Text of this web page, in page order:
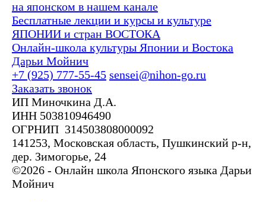
на японском в нашем канале
Бесплатные лекции и курсы и культуре
ЯПОНИИ и стран ВОСТОКА
Онлайн-школа культуры Японии и Востока
Дарьи Мойнич
+7 (925) 777-55-45 sensei@nihon-go.ru
Заказать звонок
ИП Миночкина Д.А.
ИНН 503810946490
ОГРНИП 314503808000092
141253, Московская область, Пушкинский р-н,
дер. Зимогорье, 24
©2026 - Онлайн школа Японского языка Дарьи
Мойнич